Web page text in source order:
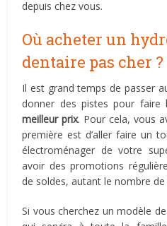
depuis chez vous.
Où acheter un
dentaire pas cher ?
Il est grand temps de passer
donner des pistes pour faire
meilleur prix. Pour cela, vous
première est d’aller faire un
électroménager de votre
avoir des promotions
de soldes, autant le nombre
Si vous cherchez un modèle